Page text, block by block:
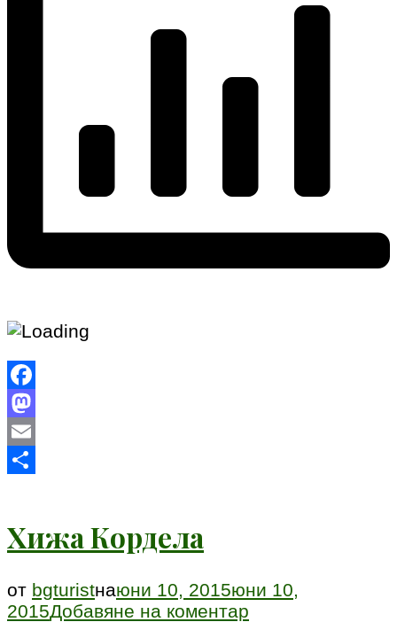
Facebook
Mastodon
Email
Хижа Кордела
от bgturistнаюни 10, 2015юни 10,
2015Добавяне на коментар